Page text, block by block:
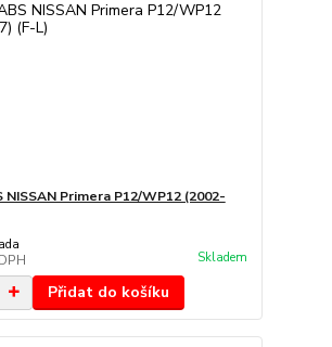
NISSAN Primera P12/WP12 (2002-
Skladem
Přidat do košíku